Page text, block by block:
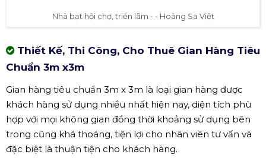
Nhà bạt hội chợ, triển lãm - - Hoàng Sa Việt
Thiết Kế, Thi Công, Cho Thuê Gian Hàng Tiêu
Chuẩn 3m x3m
Gian hàng tiêu chuẩn 3m x 3m là loại gian hàng được
khách hàng sử dụng nhiều nhất hiện nay, diện tích phù
hợp với mọi không gian đồng thời khoảng sử dụng bên
trong cũng khá thoáng, tiện lợi cho nhân viên tư vấn và
đặc biệt là thuận tiện cho khách hàng.